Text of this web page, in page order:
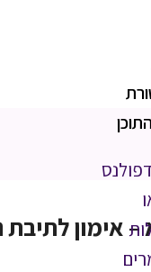
– אימון לתיבת